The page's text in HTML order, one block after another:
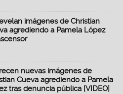
imágenes de Christian
agrediendo a Pamela López
nuevas imágenes de
Cueva agrediendo a Pamela
tras denuncia pública [VIDEO]